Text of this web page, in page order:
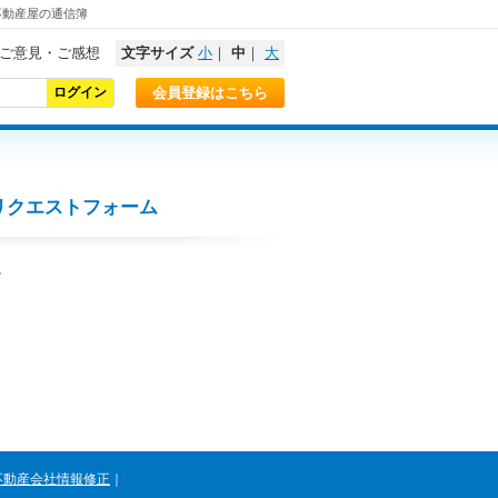
産屋の通信簿
ご意見・ご感想 文字サイズ 小 ｜ 中 ｜ 大
会員登録はこちら
エストフォーム
動産会社情報修正